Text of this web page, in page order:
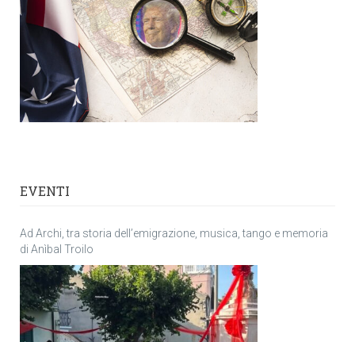
EVENTI
Ad Archi, tra storia dell’emigrazione, musica, tango e memoria
di Anìbal Troilo